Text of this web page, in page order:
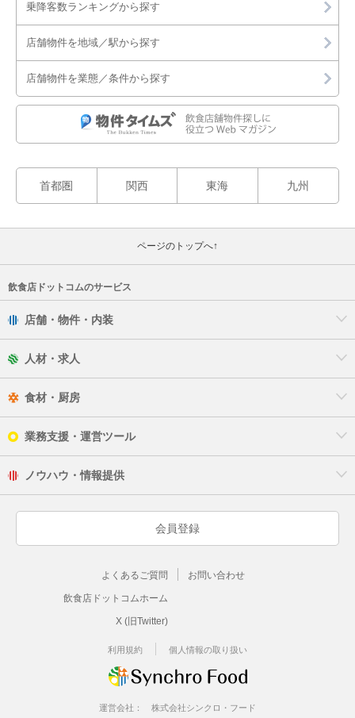
乗降客数ランキングから探す
店舗物件を地域／駅から探す
店舗物件を業態／条件から探す
首都圏 関西 東海 九州
ページのトップへ↑
飲食店ドットコムのサービス
店舗・物件・内装
人材・求人
食材・厨房
業務支援・運営ツール
ノウハウ・情報提供
会員登録
よくあるご質問 お問い合わせ
飲食店ドットコムホーム
X (旧Twitter)
利用規約 個人情報の取り扱い
運営会社： 株式会社シンクロ・フード